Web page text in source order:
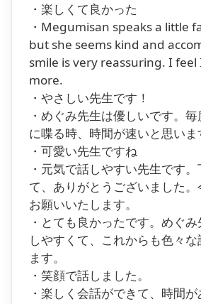
・楽しくて良かった
・Megumisan speaks a little
but she seems kind and
smile is very reassuring. I feel
more.
・やさしい先生です！
・めぐみ先生は優しいです。
に喋る時、時間が速いと思いま
・可愛い先生ですね
・元気で話しやすい先生です
て、ありがとうございました。
お願いいたします。
・とても良かったです。めぐ
しやすくて、これからも色々
ます。
・笑顔で話しました。
・楽しく会話ができて、時間